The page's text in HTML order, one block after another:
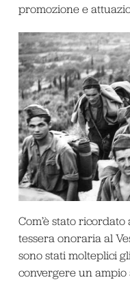
promozione e
Com’è stato
tessera onoraria al
sono stati molteplici
convergere un ampio